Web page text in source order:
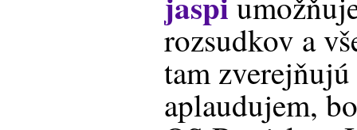
rozsudkov a
tam
aplaudujem,